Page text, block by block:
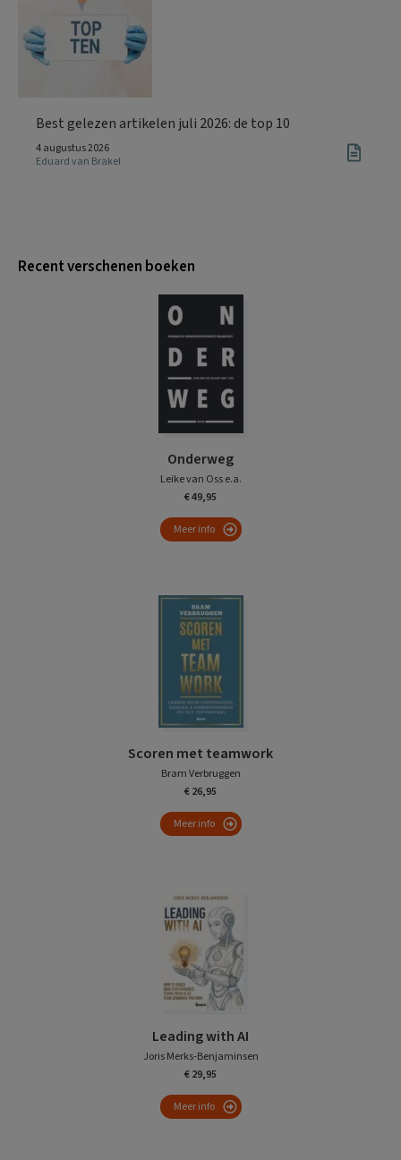
Best gelezen artikelen juli 2026: de top 10
4 augustus 2026
Eduard van Brakel
Recent verschenen boeken
Onderweg
Leike van Oss e.a.
€ 49,95
Meer info
Scoren met teamwork
Bram Verbruggen
€ 26,95
Meer info
Leading with AI
Joris Merks-Benjaminsen
€ 29,95
Meer info